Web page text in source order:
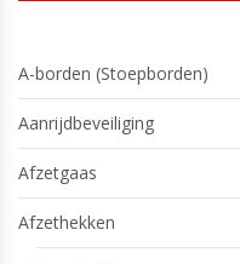
A-borden (Stoepborden)
Aanrijdbeveiliging
Afzetgaas
Afzethekken